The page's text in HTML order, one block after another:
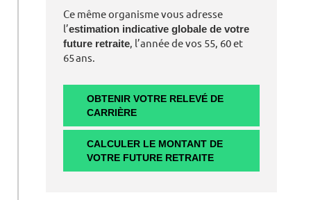
Ce même organisme vous adresse
l’estimation indicative globale de votre
future retraite, l’année de vos 55, 60 et
65 ans.
OBTENIR VOTRE RELEVÉ DE
CARRIÈRE
CALCULER LE MONTANT DE
VOTRE FUTURE RETRAITE